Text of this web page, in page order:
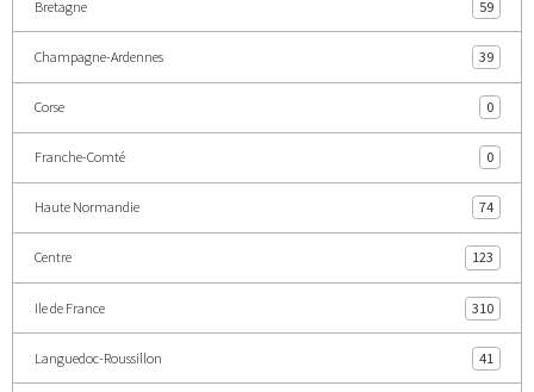
Bretagne 59
Champagne-Ardennes 39
Corse 0
Franche-Comté 0
Haute Normandie 74
Centre 123
Ile de France 310
Languedoc-Roussillon 41